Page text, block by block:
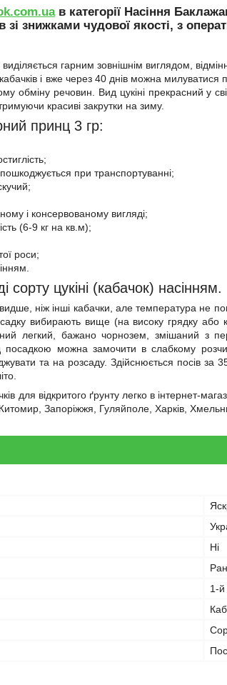
в категорії Насіння
зі знижками чудової якості, з
виділяється гарним зовнішнім виглядом,
і вже через 40 днів можна
обміну речовин. Вид цукіні прекрасний у
красиві закрутки на зиму.
принц 3 гр:
при транспортуванні;
і консервованому вигляді;
(6-9 кг на кв.м);
роси;
цукіні (кабачок) насінням.
ніж інші кабачки, але температура не
вибирають вище (на високу грядку
легкий, бажано чорнозем, змішаний з
посадкою можна замочити в слабкому
та на розсаду. Здійснюється посів за
для відкритого ґрунту легко в інтернет-
Запоріжжя, Гуляйполе, Харків,
Ні
1-й